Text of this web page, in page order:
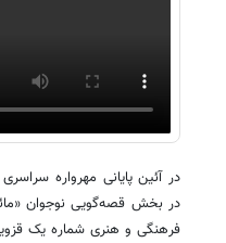
در آئین پایانی مهرواره
در بخش قصه‌گویی نوجوان
فرهنگی و هنری شماره یک